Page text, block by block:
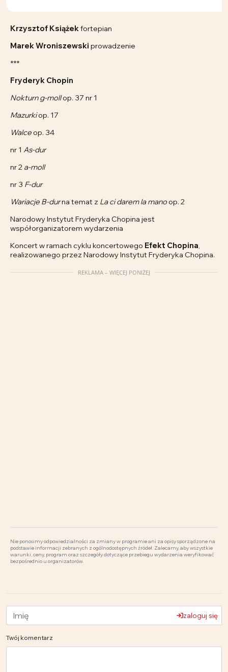
Krzysztof Książekfortepian
Marek Wroniszewski prowadzenie
***
Fryderyk Chopin
Nokturn g-mollop. 37 nr 1
Mazurkiop. 17
Walceop. 34
nr 1 As-dur
nr 2 a-moll
nr 3 F-dur
Wariacje B-durna temat z La ci darem la manoop. 2
Narodowy Instytut Fryderyka Chopina jest
współorganizatorem wydarzenia
Koncert w ramach cyklu koncertowego Efekt Chopina,
realizowanego przez Narodowy Instytut Fryderyka Chopina.
REKLAMA – WIĘCEJ PONIŻEJ
Nie ponosimy odpowiedzialności za zmiany w programie ani za opisy sporządzone na
podstawie informacji zebranych z ogólnodostępnych źródeł. Zalecamy, aby wszystkie
warunki, ceny, program oraz szczegóły dotyczące przebiegu wydarzenia weryfikować
bezpośrednio u organizatorów.
zaloguj się
Twój komentarz